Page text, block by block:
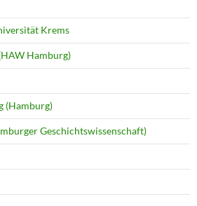
Krems
Hamburg)
(Hamburg)
Geschichtswissenschaft)